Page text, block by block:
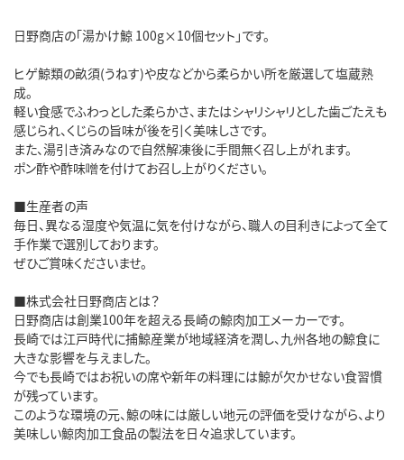
日野商店の「湯かけ鯨 100g×10個セット」です。
ヒゲ鯨類の畝須(うねす)や皮などから柔らかい所を厳選して塩蔵熟
成。
軽い食感でふわっとした柔らかさ、またはシャリシャリとした歯ごたえも
感じられ、くじらの旨味が後を引く美味しさです。
また、湯引き済みなので自然解凍後に手間無く召し上がれます。
ポン酢や酢味噌を付けてお召し上がりください。
■生産者の声
毎日、異なる湿度や気温に気を付けながら、職人の目利きによって全て
手作業で選別しております。
ぜひご賞味くださいませ。
■株式会社日野商店とは？
日野商店は創業100年を超える長崎の鯨肉加工メーカーです。
長崎では江戸時代に捕鯨産業が地域経済を潤し、九州各地の鯨食に
大きな影響を与えました。
今でも長崎ではお祝いの席や新年の料理には鯨が欠かせない食習慣
が残っています。
このような環境の元、鯨の味には厳しい地元の評価を受けながら、より
美味しい鯨肉加工食品の製法を日々追求しています。